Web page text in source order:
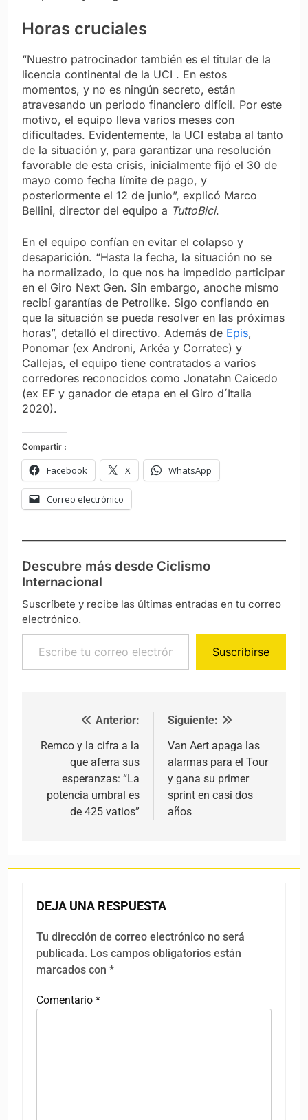
Horas cruciales
“Nuestro patrocinador también es el titular de la
licencia continental de la UCI . En estos
momentos, y no es ningún secreto, están
atravesando un periodo financiero difícil. Por este
motivo, el equipo lleva varios meses con
dificultades. Evidentemente, la UCI estaba al tanto
de la situación y, para garantizar una resolución
favorable de esta crisis, inicialmente fijó el 30 de
mayo como fecha límite de pago, y
posteriormente el 12 de junio”, explicó Marco
Bellini, director del equipo a TuttoBici.
En el equipo confían en evitar el colapso y
desaparición. “Hasta la fecha, la situación no se
ha normalizado, lo que nos ha impedido participar
en el Giro Next Gen. Sin embargo, anoche mismo
recibí garantías de Petrolike. Sigo confiando en
que la situación se pueda resolver en las próximas
horas”, detalló el directivo. Además de Epis,
Ponomar (ex Androni, Arkéa y Corratec) y
Callejas, el equipo tiene contratados a varios
corredores reconocidos como Jonatahn Caicedo
(ex EF y ganador de etapa en el Giro d´Italia
2020).
Compartir :
Facebook X WhatsApp
Correo electrónico
Descubre más desde Ciclismo
Internacional
Suscríbete y recibe las últimas entradas en tu correo
electrónico.
Escribe tu correo electrónico…
Suscribirse
Navegación de entradas
Anterior:
Remco y la cifra a la
que aferra sus
esperanzas: “La
potencia umbral es
de 425 vatios”
Siguiente:
Van Aert apaga las
alarmas para el Tour
y gana su primer
sprint en casi dos
años
DEJA UNA RESPUESTA
Tu dirección de correo electrónico no será
publicada. Los campos obligatorios están
marcados con *
Comentario *